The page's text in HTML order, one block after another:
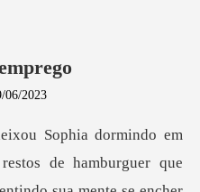
0
06/2023